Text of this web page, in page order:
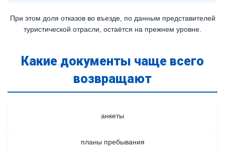
При этом доля отказов во въезде, по данным представителей
туристической отрасли, остаётся на прежнем уровне.
Какие документы чаще всего
возвращают
анкеты
планы пребывания